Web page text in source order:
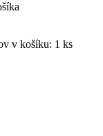
v košíku: 1 ks